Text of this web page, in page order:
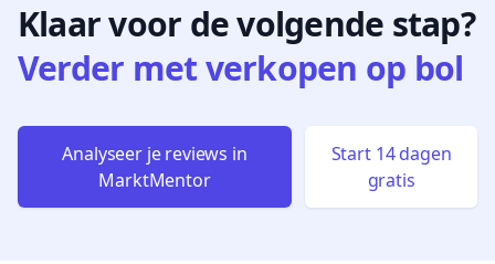
Klaar voor de volgende stap?
Verder met verkopen op bol
Analyseer je reviews in
MarktMentor
Start 14 dagen
gratis